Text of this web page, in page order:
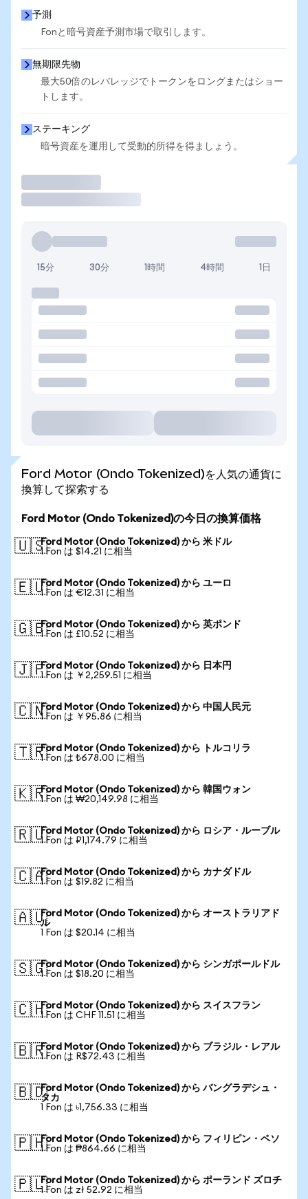
予測
Fonと暗号資産予測市場で取引します。
無期限先物
最大50倍のレバレッジでトークンをロングまたはショー
トします。
ステーキング
暗号資産を運用して受動的所得を得ましょう。
15分 30分 1時間 4時間 1日
Ford Motor (Ondo Tokenized)を人気の通貨に
換算して探索する
Ford Motor (Ondo Tokenized)の今日の換算価格
🇺🇸Ford Motor (Ondo Tokenized) から 米ドル
1 Fon は $14.21 に相当
🇪🇺Ford Motor (Ondo Tokenized) から ユーロ
1 Fon は €12.31 に相当
🇬🇧Ford Motor (Ondo Tokenized) から 英ポンド
1 Fon は £10.52 に相当
🇯🇵Ford Motor (Ondo Tokenized) から 日本円
1 Fon は ￥2,259.51 に相当
🇨🇳Ford Motor (Ondo Tokenized) から 中国人民元
1 Fon は ￥95.86 に相当
🇹🇷Ford Motor (Ondo Tokenized) から トルコリラ
1 Fon は ₺678.00 に相当
🇰🇷Ford Motor (Ondo Tokenized) から 韓国ウォン
1 Fon は ₩20,149.98 に相当
🇷🇺Ford Motor (Ondo Tokenized) から ロシア・ルーブル
1 Fon は ₽1,174.79 に相当
🇨🇦Ford Motor (Ondo Tokenized) から カナダドル
1 Fon は $19.82 に相当
🇦🇺Ford Motor (Ondo Tokenized) から オーストラリアド
ル
1 Fon は $20.14 に相当
🇸🇬Ford Motor (Ondo Tokenized) から シンガポールドル
1 Fon は $18.20 に相当
🇨🇭Ford Motor (Ondo Tokenized) から スイスフラン
1 Fon は CHF 11.51 に相当
🇧🇷Ford Motor (Ondo Tokenized) から ブラジル・レアル
1 Fon は R$72.43 に相当
🇧🇩Ford Motor (Ondo Tokenized) から バングラデシュ・
タカ
1 Fon は ৳1,756.33 に相当
🇵🇭Ford Motor (Ondo Tokenized) から フィリピン・ペソ
1 Fon は ₱864.66 に相当
🇵🇱Ford Motor (Ondo Tokenized) から ポーランド ズロチ
1 Fon は zł 52.92 に相当